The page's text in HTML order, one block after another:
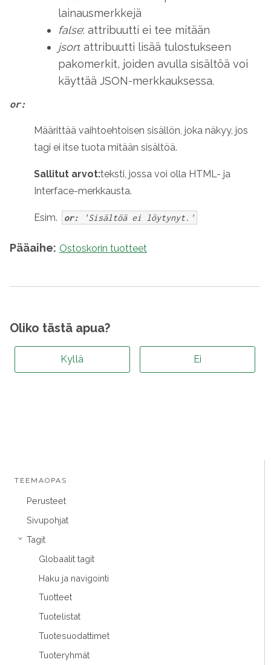
TEEMAOPAS
Perusteet
Sivupohjat
› Tagit
Globaalit tagit
Haku ja navigointi
Tuotteet
Tuotelistat
Tuotesuodattimet
Tuoteryhmät
lainausmerkkejä
false: attribuutti ei tee mitään
json: attribuutti lisää tulostukseen
pakomerkit, joiden avulla sisältöä voi
käyttää JSON-merkkauksessa.
or:
Määrittää vaihtoehtoisen sisällön, joka näkyy, jos
tagi ei itse tuota mitään sisältöä.
Sallitut arvot:teksti, jossa voi olla HTML- ja
Interface-merkkausta.
Esim. or: 'Sisältöä ei löytynyt.'
Pääaihe: Ostoskorin tuotteet
Oliko tästä apua?
Kyllä Ei